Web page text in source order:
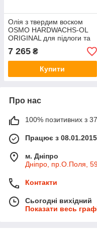
Олія з твердим воском
OSMO HARDWACHS-OL
ORIGINAL для підлоги та
виробів з деревини 3032-
шовк.-матове 2,5 л
7 265 ₴
Купити
Про нас
100% позитивних з 37
Працює з 08.01.2015
м. Дніпро
Дніпро, пр.О.Поля,
Контакти
Сьогодні вихідний
Показати весь